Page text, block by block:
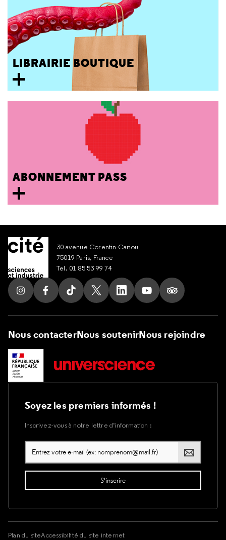
LIBRAIRIE BOUTIQUE
ABONNEMENT PASS
30 avenue Corentin Cariou
75019 Paris, France
Tel. 01 85 53 99 74
Suivez nous sur Instagram
Suivez nous sur Facebook
Suivez nous sur Tik Tok
Suivez nous sur X
Suivez nous sur LinkedIn
Suivez nous sur
Suivez nous
Nous contacterNous soutenirNous rejoindre
Soyez les premiers informés !
Inscrivez-vous à notre lettre d’information :
Plan du siteAccessibilité du site internet